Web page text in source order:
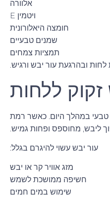
אלוורה
ויטמין E
חומצה היאלורונית
שמנים טבעיים
תמציות צמחים
ובהרגעת עור יבש ורגיש.
ללחות
טבעי במהלך היום. כאשר רמת
ליבש, מחוספס ופחות גמיש.
עור יבש עשוי להיגרם בגלל:
מזג אוויר קר או יבש
חשיפה ממושכת לשמש
שימוש במים חמים